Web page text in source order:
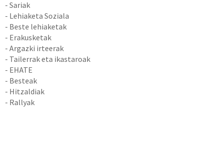
- Sariak
- Lehiaketa Soziala
- Beste lehiaketak
- Erakusketak
- Argazki irteerak
- Tailerrak eta ikastaroak
- EHATE
- Besteak
- Hitzaldiak
- Rallyak